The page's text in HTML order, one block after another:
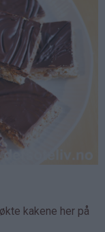
kakene her på